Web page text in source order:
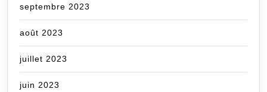
septembre 2023
août 2023
juillet 2023
juin 2023